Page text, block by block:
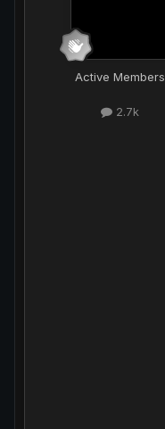
Active Members
2.7k